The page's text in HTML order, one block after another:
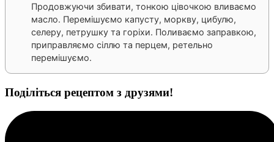
Продовжуючи збивати, тонкою цівочкою вливаємо
масло. Перемішуємо капусту, моркву, цибулю,
селеру, петрушку та горіхи. Поливаємо заправкою,
приправляємо сіллю та перцем, ретельно
перемішуємо.
Поділіться рецептом з друзями!